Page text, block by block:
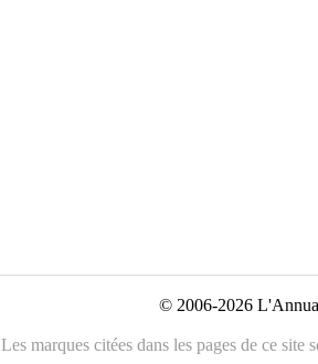
© 2006-2026
Les marques citées dans les pages de ce site